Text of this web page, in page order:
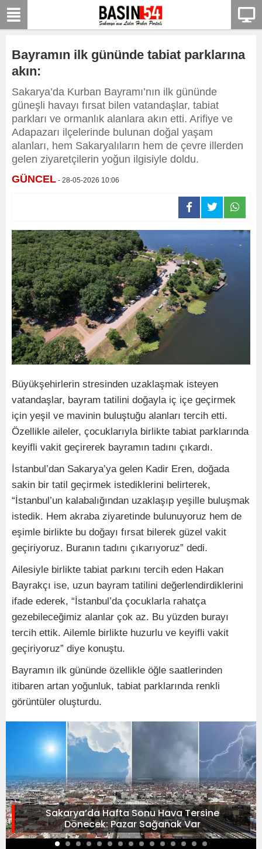
Bayramın ilk gününde tabiat parklarına
akın:
Sakarya’da Kurban Bayramı’nın ilk gününde
güneşli havayı fırsat bilen vatandaşlar, tabiat
parkları ve ormanlık alanlara akın etti. Arifiye ve
Adapazarı ilçelerinde bulunan doğal yaşam
alanları, hem Sakaryalıların hem de çevre illerden
gelen ziyaretçilerin yoğun ilgisiyle doldu.
GÜNCEL - 28-05-2026 10:06
Büyükşehirlerin stresinden uzaklaşmak isteyen
vatandaşlar, bayram tatilini doğayla iç içe geçirmek
için yeşil ve mavinin buluştuğu alanları tercih etti.
Özellikle aileler, çocuklarıyla birlikte tabiat parklarında
keyifli vakit geçirerek bayramın tadını çıkardı.
İstanbul’dan Sakarya’ya gelen Kadir Eren, doğada
sakin bir tatil geçirmek istediklerini belirterek,
“İstanbul’un kalabalığından uzaklaşıp yeşille buluşmak
istedik. Hem akraba ziyaretinde bulunuyoruz hem de
eşimle birlikte bu doğayı fırsat bilerek güzel vakit
geçiriyoruz. Buranın tadını çıkarıyoruz” dedi.
Ailesiyle birlikte tabiat parkını tercih eden Hakan
Bayrakçı ise, uzun bayram tatilini değerlendirdiklerini
ifade ederek, “İstanbul’da çocuklarla rahatça
gezebileceğimiz alanlar çok az. Bu yüzden burayı
tercih ettik. Ailemle birlikte huzurlu ve keyifli vakit
geçiriyoruz” diye konuştu.
Bayramın ilk gününde özellikle öğle saatlerinden
itibaren artan yoğunluk, tabiat parklarında renkli
görüntüler oluşturdu.
Sakarya’da Hafta Sonu Hava Tersine
Dönecek: Pazar Sağanak Var